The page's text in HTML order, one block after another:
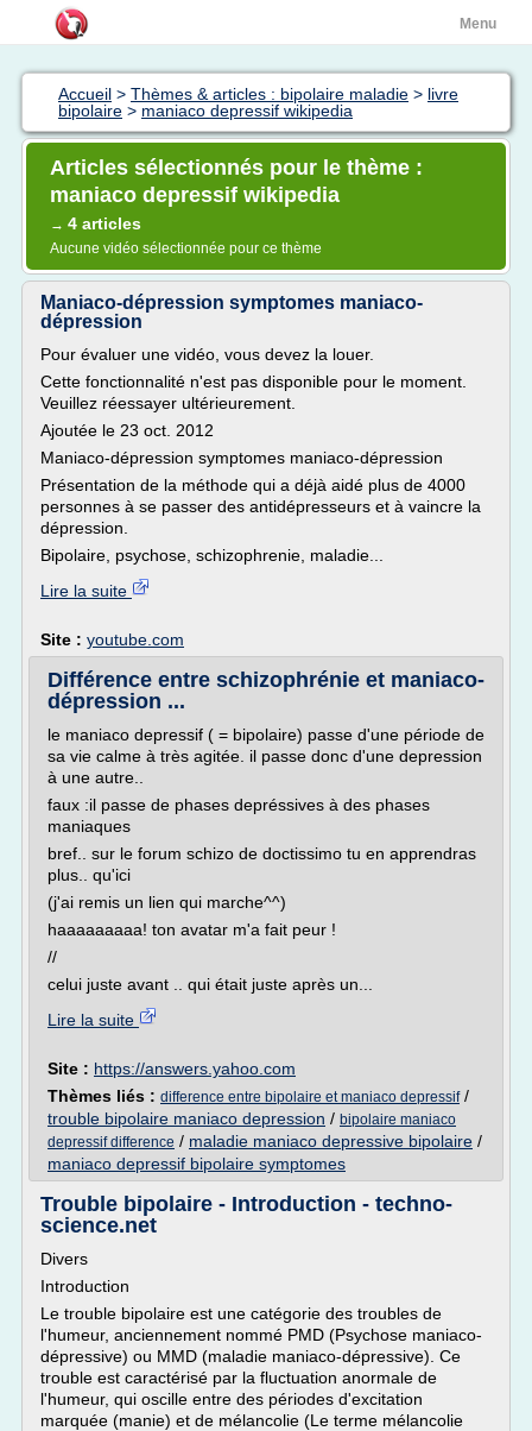
Menu
Accueil > Thèmes & articles : bipolaire maladie > livre
bipolaire > maniaco depressif wikipedia
Articles sélectionnés pour le thème :
maniaco depressif wikipedia
→ 4 articles
Aucune vidéo sélectionnée pour ce thème
Maniaco-dépression symptomes maniaco-
dépression
Pour évaluer une vidéo, vous devez la louer.
Cette fonctionnalité n'est pas disponible pour le moment.
Veuillez réessayer ultérieurement.
Ajoutée le 23 oct. 2012
Maniaco-dépression symptomes maniaco-dépression
Présentation de la méthode qui a déjà aidé plus de 4000
personnes à se passer des antidépresseurs et à vaincre la
dépression.
Bipolaire, psychose, schizophrenie, maladie...
Lire la suite
Site : youtube.com
Différence entre schizophrénie et maniaco-
dépression ...
le maniaco depressif ( = bipolaire) passe d'une période de
sa vie calme à très agitée. il passe donc d'une depression
à une autre..
faux :il passe de phases depréssives à des phases
maniaques
bref.. sur le forum schizo de doctissimo tu en apprendras
plus.. qu'ici
(j'ai remis un lien qui marche^^)
haaaaaaaaa! ton avatar m'a fait peur !
//
celui juste avant .. qui était juste après un...
Lire la suite
Site : https://answers.yahoo.com
Thèmes liés : difference entre bipolaire et maniaco depressif/
trouble bipolaire maniaco depression / bipolaire maniaco
depressif difference / maladie maniaco depressive bipolaire /
maniaco depressif bipolaire symptomes
Trouble bipolaire - Introduction - techno-
science.net
Divers
Introduction
Le trouble bipolaire est une catégorie des troubles de
l'humeur, anciennement nommé PMD (Psychose maniaco-
dépressive) ou MMD (maladie maniaco-dépressive). Ce
trouble est caractérisé par la fluctuation anormale de
l'humeur, qui oscille entre des périodes d'excitation
marquée (manie) et de mélancolie (Le terme mélancolie